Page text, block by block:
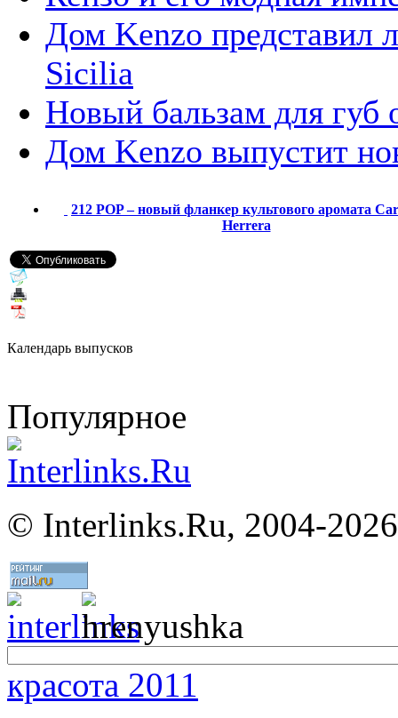
Дом Kenzo представил
Sicilia
Новый бальзам для губ
Дом Kenzo выпустит
212 POP – новый фланкер культового аромата
Herrera
Календарь выпусков
Популярное
© Interlinks.Ru, 2004-2026
красота 2011